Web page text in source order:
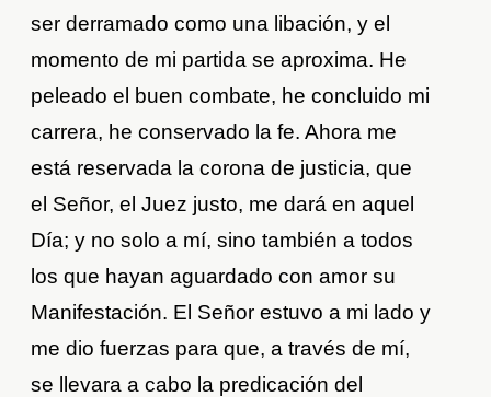
ser derramado como una libación, y el
momento de mi partida se aproxima. He
peleado el buen combate, he concluido mi
carrera, he conservado la fe. Ahora me
está reservada la corona de justicia, que
el Señor, el Juez justo, me dará en aquel
Día; y no solo a mí, sino también a todos
los que hayan aguardado con amor su
Manifestación. El Señor estuvo a mi lado y
me dio fuerzas para que, a través de mí,
se llevara a cabo la predicación del